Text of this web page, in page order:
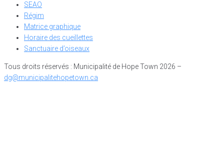
SEAO
Régim
Matrice graphique
Horaire des cueillettes
Sanctuaire d’oiseaux
Tous droits réservés : Municipalité de Hope Town 2026 –
dg@municipalitehopetown.ca